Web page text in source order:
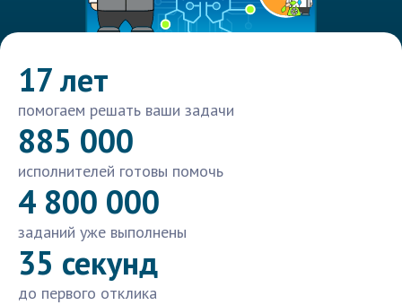
17 лет
помогаем решать ваши задачи
885 000
исполнителей готовы помочь
4 800 000
заданий уже выполнены
35 секунд
до первого отклика